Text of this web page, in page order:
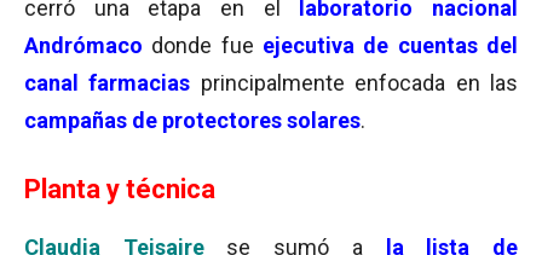
cerró una etapa en el
laboratorio nacional
Andrómaco donde fue ejecutiva de cuentas del
canal farmacias principalmente enfocada en las
campañas de protectores solares.
Planta y técnica
Claudia Teisaire se sumó a la lista de